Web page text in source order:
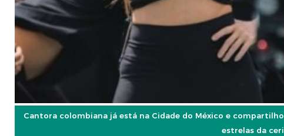
Cantora colombiana já está na Cidade do México e
estrelas da